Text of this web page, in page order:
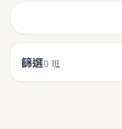
篩選0 班